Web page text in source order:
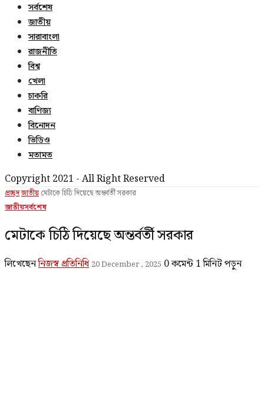
সর্বশেষ
জাতীয়
সারাবাংলা
রাজনীতি
বিশ্ব
খেলা
চাকরি
বাণিজ্য
বিনোদন
ভিডিও
মতামত
Copyright 2021 - All Right Reserved
প্রচ্ছদজাতীয় মেটাকে চিঠি দিয়েছে অন্তর্বর্তী সরকার
জাতীয়সর্বশেষ
মেটাকে চিঠি দিয়েছে অন্তর্বর্তী সরকার
লিখেছেননিজস্ব প্রতিনিধি 20 December , 2025 0 কমেন্ট 1 মিনিট পড়ুন